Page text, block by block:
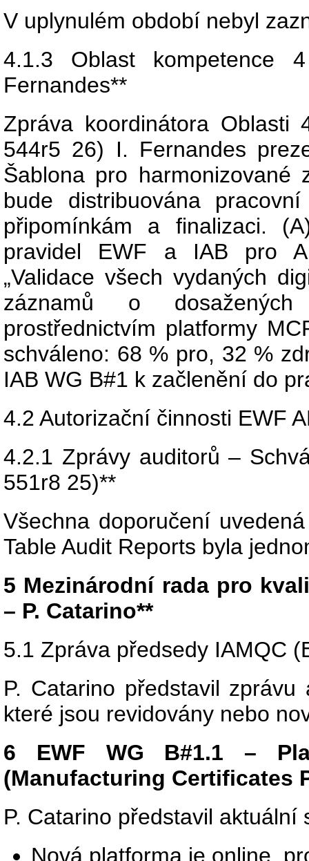
V uplynulém období nebyl
4.1.3 Oblast
Fernandes**
Zpráva koordinátora
544r5 26) I. Fernandes
Šablona pro harmonizované
bude distribuována
připomínkám a finalizaci.
pravidel EWF a IAB pro
„Validace všech vydaných
záznamů o
prostřednictvím platformy
schváleno: 68 % pro, 32 %
IAB WG B#1 k začlenění do
4.2 Autorizační činnosti EWF
4.2.1 Zprávy auditorů –
551r8 25)**
Všechna doporučení
Table Audit Reports byla
5 Mezinárodní rada pro
– P. Catarino**
5.1 Zpráva předsedy IAMQC
P. Catarino představil
které jsou revidovány nebo
6 EWF WG B#1.1 –
(Manufacturing Certificates
P. Catarino představil
Nová platforma je online,